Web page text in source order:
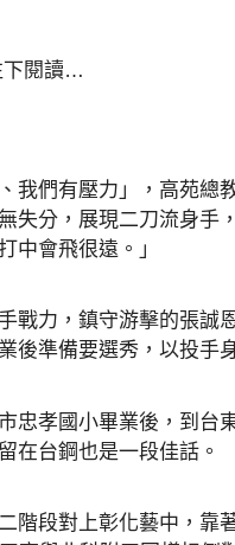
下閱讀…
、我們有壓力」，高苑
失分，展現二刀流身手
中會飛很遠。」
戰力，鎮守游擊的張誠
後準備要選秀，以投手
忠孝國小畢業後，到台
在台鋼也是一段佳話。
階段對上彰化藝中，靠